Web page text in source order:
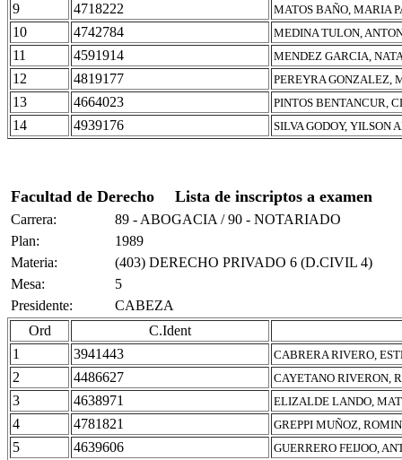
9 4718222 MATOS BAÑO, MARIA
10 4742784 MEDINA TULON,
11 4591914 MENDEZ GARCIA,
12 4819177 PEREYRA GONZALEZ,
13 4664023 PINTOS BENTANCUR,
14 4939176 SILVA GODOY, YILSON
Facultad de Derecho Lista de inscriptos a examen
Carrera:
89 - ABOGACIA / 90 - NOTARIADO
Plan:
1989
Materia:
(403) DERECHO PRIVADO 6 (D.CIVIL 4)
Mesa:
5
Presidente:
CABEZA
Ord
C.Ident
1
3941443 CABRERA RIVERO,
2 4486627 CAYETANO RIVERON,
3 4638971 ELIZALDE LANDO,
4 4781821 GREPPI MUÑOZ,
5 4639606 GUERRERO FEIJOO,